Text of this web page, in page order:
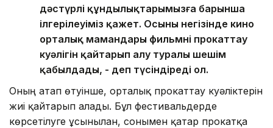
дәстүрлі құндылықтарымызға барынша
ілгерілеуіміз қажет. Осының негізінде кино
орталық мамандары фильмнің прокаттау
куәлігін қайтарып алу туралы шешім
қабылдады, - деп түсіндіреді ол.
Оның атап өтуінше, орталық прокаттау куәліктерін
жиі қайтарып алады. Бұл фестивальдерде
көрсетілуге ұсынылған, сонымен қатар прокатқа